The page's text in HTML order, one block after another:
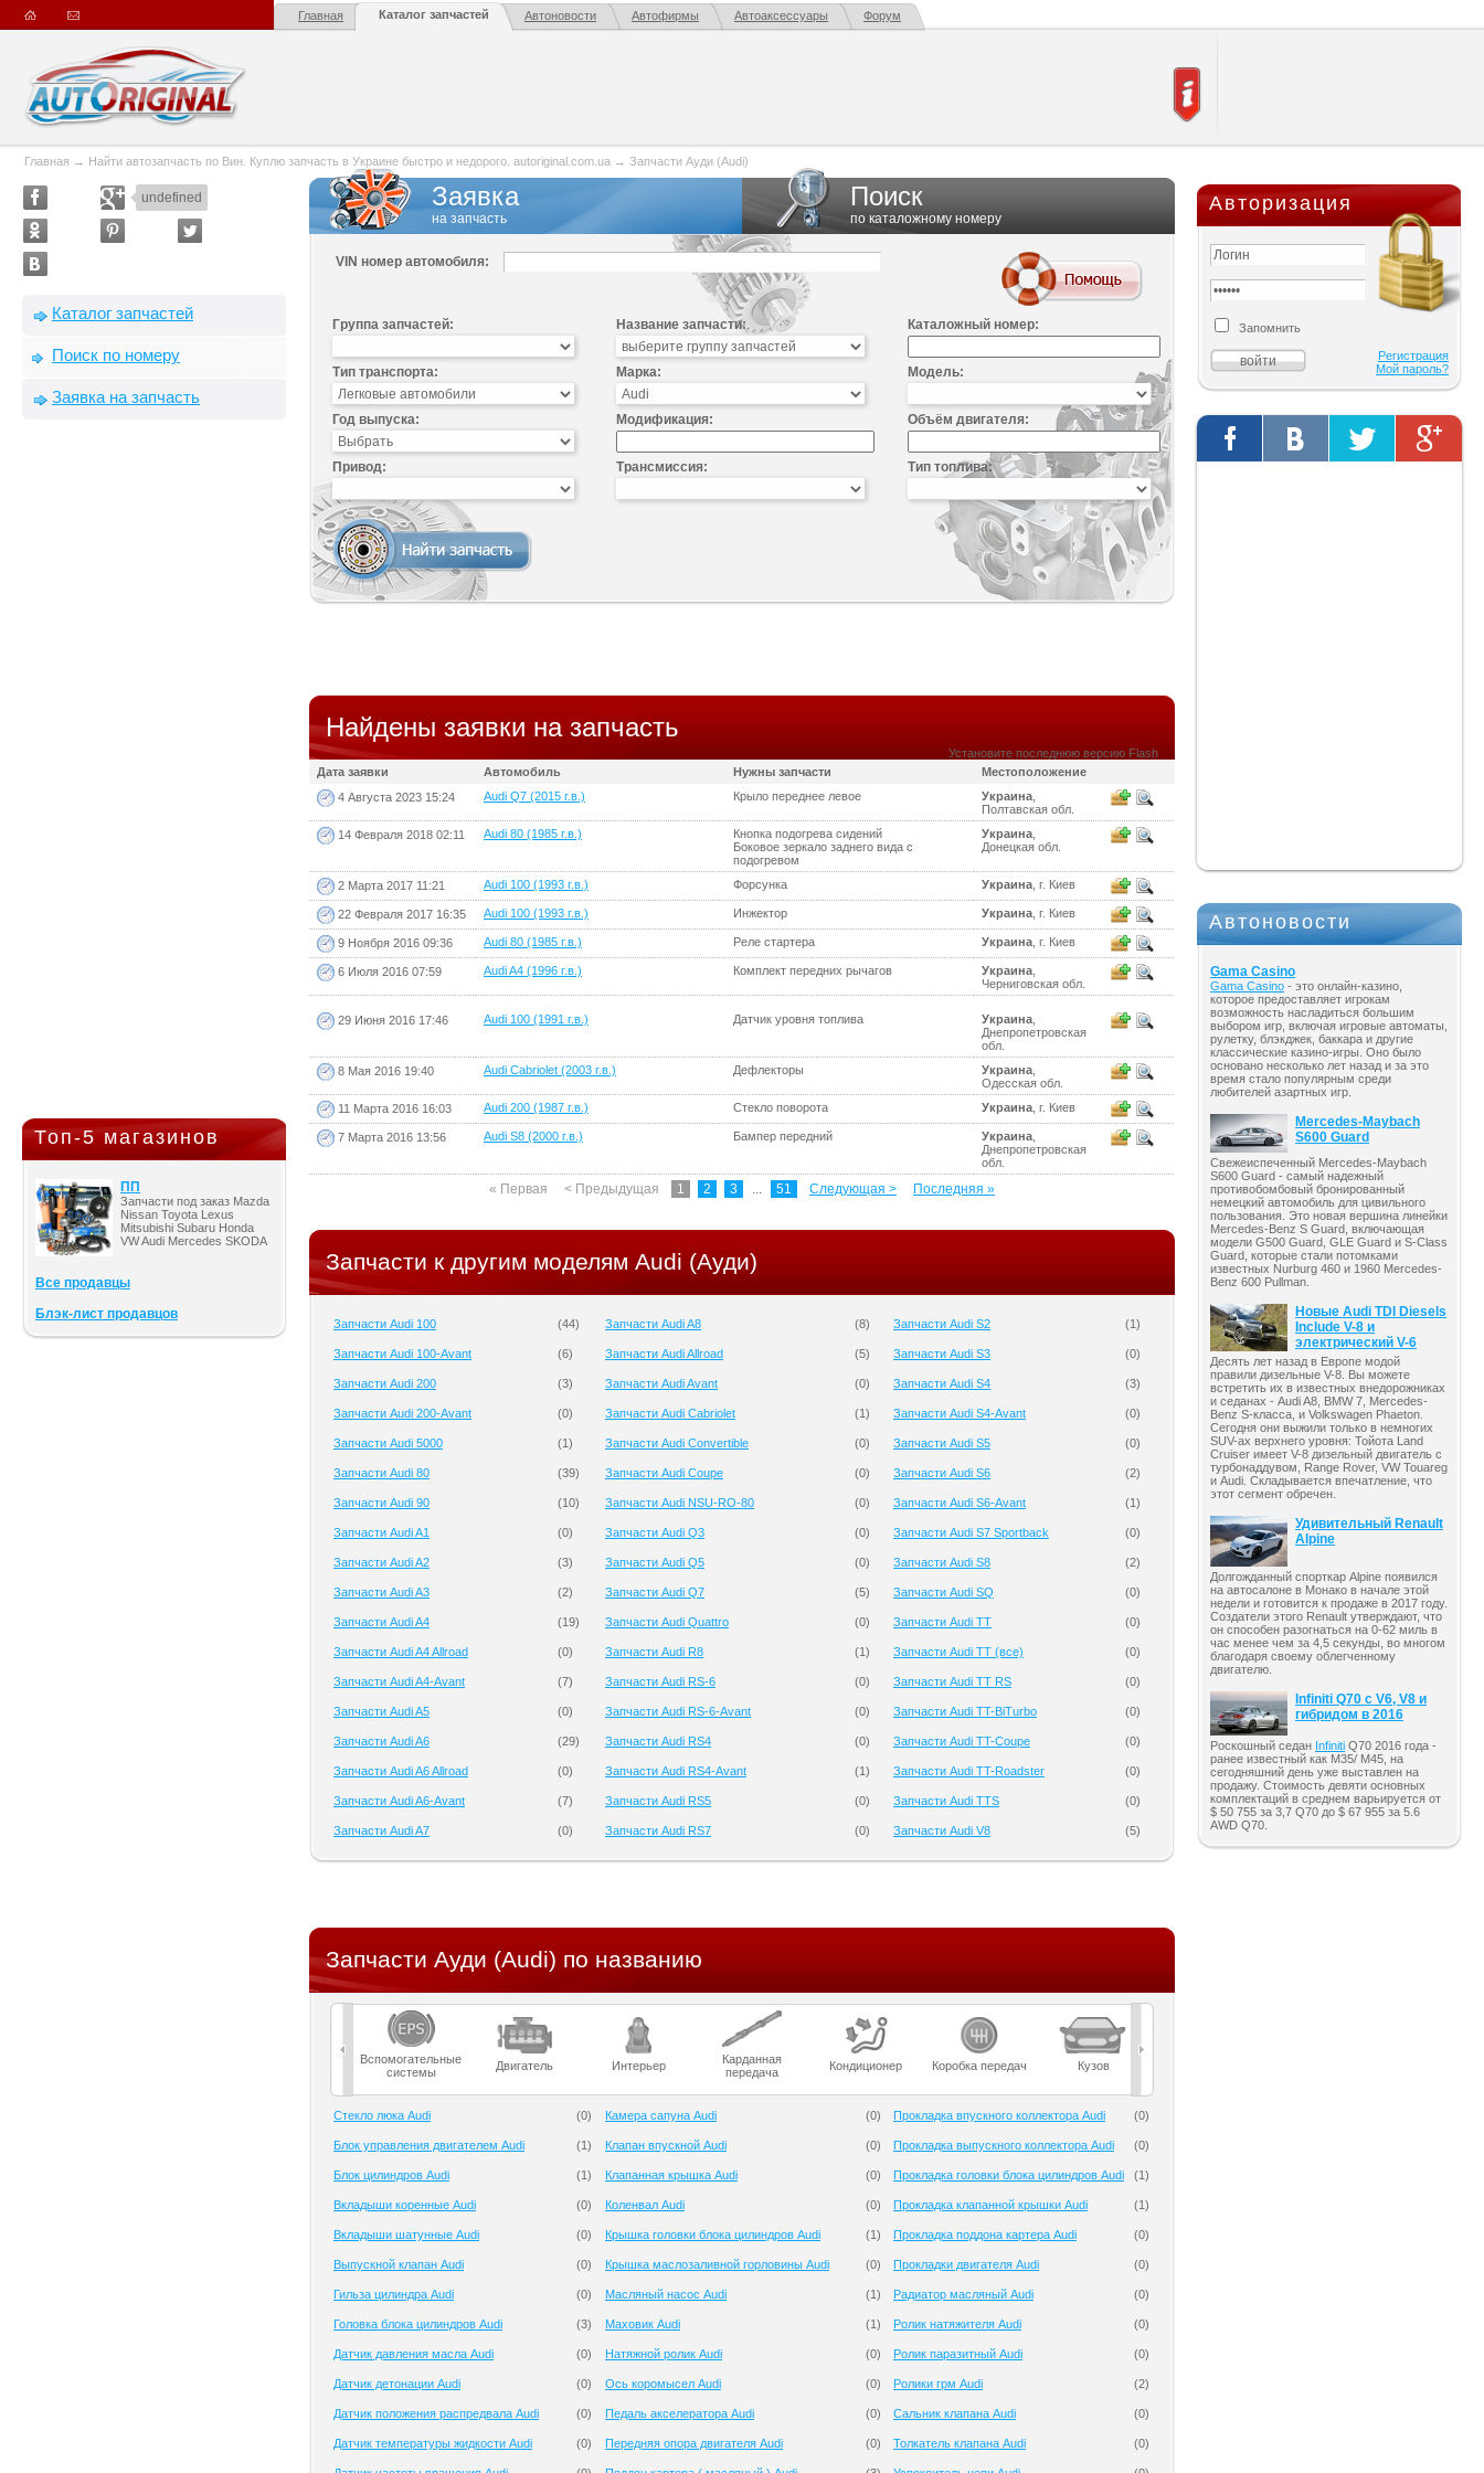
Главная Каталог запчастей Автоновости Автофирмы Автоаксессуары Форум
Главная → Найти автозапчасть по Вин. Куплю запчасть в Украине быстро и недорого. autoriginal.com.ua → Запчасти Ауди (Audi)
undefined
Каталог запчастей
Поиск по номеру
Заявка на запчасть
Топ-5 магазинов
ПП
Запчасти под заказ Mazda
Nissan Toyota Lexus
Mitsubishi Subaru Honda
VW Audi Mercedes SKODA
Все продавцы
Блэк-лист продавцов
Заявка
на запчасть
Поиск
по каталожному номеру
VIN номер автомобиля:
Группа запчастей: Название запчасти: Каталожный номер:
Тип транспорта: Марка: Модель:
Год выпуска: Модификация: Объём двигателя:
Привод: Трансмиссия: Тип топлива:
Найдены заявки на запчасть
Установите последнюю версию Flash
Дата заявки
Автомобиль Нужны запчасти
Местоположение
4 Августа 2023 15:24
Audi Q7 (2015 г.в.) Крыло переднее левое Украина
Полтавская обл.
14 Февраля 2018 02:11
Audi 80 (1985 г.в.)
Кнопка подогрева сидений
Боковое зеркало заднего вида с
подогревом
Украина
Донецкая обл.
2 Марта 2017 11:21 Audi 100 (1993 г.в.) Форсунка Украина , г. Киев
22 Февраля 2017 16:35 Audi 100 (1993 г.в.) Инжектор Украина , г. Киев
9 Ноября 2016 09:36 Audi 80 (1985 г.в.) Реле стартера Украина , г. Киев
6 Июля 2016 07:59 Audi A4 (1996 г.в.) Комплект передних рычагов Украина
Черниговская обл.
29 Июня 2016 17:46 Audi 100 (1991 г.в.) Датчик уровня топлива Украина
Днепропетровская
обл.
8 Мая 2016 19:40
Audi Cabriolet (2003 г.в.) Дефлекторы Украина
Одесская обл.
11 Марта 2016 16:03
Audi 200 (1987 г.в.) Стекло поворота Украина , г. Киев
7 Марта 2016 13:56 Audi S8 (2000 г.в.) Бампер передний Украина
Днепропетровская
обл.
« Первая < Предыдущая 1 2 3 ... 51 Следующая > Последняя »
Запчасти к другим моделям Audi (Ауди)
Запчасти Audi 100 (44)
Запчасти Audi 100-Avant (6)
Запчасти Audi 200 (3)
Запчасти Audi 200-Avant (0)
Запчасти Audi 5000 (1)
Запчасти Audi 80 (39)
Запчасти Audi 90 (10)
Запчасти Audi A1 (0)
Запчасти Audi A2 (3)
Запчасти Audi A3 (2)
Запчасти Audi A4 (19)
Запчасти Audi A4 Allroad (0)
Запчасти Audi A4-Avant (7)
Запчасти Audi A5 (0)
Запчасти Audi A6 (29)
Запчасти Audi A6 Allroad (0)
Запчасти Audi A6-Avant (7)
Запчасти Audi A7 (0)
Запчасти Audi A8 (8)
Запчасти Audi Allroad (5)
Запчасти Audi Avant (0)
Запчасти Audi Cabriolet (1)
Запчасти Audi Convertible (0)
Запчасти Audi Coupe (0)
Запчасти Audi NSU-RO-80 (0)
Запчасти Audi Q3 (0)
Запчасти Audi Q5 (0)
Запчасти Audi Q7 (5)
Запчасти Audi Quattro (0)
Запчасти Audi R8 (1)
Запчасти Audi RS-6 (0)
Запчасти Audi RS-6-Avant (0)
Запчасти Audi RS4 (0)
Запчасти Audi RS4-Avant (1)
Запчасти Audi RS5 (0)
Запчасти Audi RS7 (0)
Запчасти Audi S2 (1)
Запчасти Audi S3 (0)
Запчасти Audi S4 (3)
Запчасти Audi S4-Avant (0)
Запчасти Audi S5 (0)
Запчасти Audi S6 (2)
Запчасти Audi S6-Avant (1)
Запчасти Audi S7 Sportback (0)
Запчасти Audi S8 (2)
Запчасти Audi SQ (0)
Запчасти Audi TT (0)
Запчасти Audi TT (все) (0)
Запчасти Audi TT RS (0)
Запчасти Audi TT-BiTurbo (0)
Запчасти Audi TT-Coupe (0)
Запчасти Audi TT-Roadster (0)
Запчасти Audi TTS (0)
Запчасти Audi V8 (5)
Запчасти Ауди (Audi) по названию
Вспомогательные
системы
Двигатель Интерьер
Карданная
передача
Кондиционер Коробка передач Кузов
Cтекло люка Audi (0)
Блок управления двигателем Audi (1)
Блок цилиндров Audi (1)
Вкладыши коренные Audi (0)
Вкладыши шатунные Audi (0)
Выпускной клапан Audi (0)
Гильза цилиндра Audi (0)
Головка блока цилиндров Audi (3)
Датчик давления масла Audi (0)
Датчик детонации Audi (0)
Датчик положения распредвала Audi (0)
Датчик температуры жидкости Audi (0)
Камера сапуна Audi (0)
Клапан впускной Audi (0)
Клапанная крышка Audi (0)
Коленвал Audi (0)
Крышка головки блока цилиндров Audi (1)
Крышка маслозаливной горловины Audi (0)
Масляный насос Audi (1)
Маховик Audi (1)
Натяжной ролик Audi (0)
Ось коромысел Audi (0)
Педаль акселератора Audi (0)
Передняя опора двигателя Audi (0)
Прокладка впускного коллектора Audi (0)
Прокладка выпускного коллектора Audi (0)
Прокладка головки блока цилиндров Audi (1)
Прокладка клапанной крышки Audi (1)
Прокладка поддона картера Audi (0)
Прокладки двигателя Audi (0)
Радиатор масляный Audi (0)
Ролик натяжителя Audi (0)
Ролик паразитный Audi (0)
Ролики грм Audi (2)
Сальник клапана Audi (0)
Толкатель клапана Audi (0)
Авторизация
Запомнить
Регистрация
Мой пароль?
Автоновости
Gama Casino
Gama Casino - это онлайн-казино,
которое предоставляет игрокам
возможность насладиться большим
выбором игр, включая игровые автоматы,
рулетку, блэкджек, баккара и другие
классические казино-игры. Оно было
основано несколько лет назад и за это
время стало популярным среди
любителей азартных игр.
Mercedes-Maybach
S600 Guard
Свежеиспеченный Mercedes-Maybach
S600 Guard - самый надежный
противобомбовый бронированный
немецкий автомобиль для цивильного
пользования. Это новая вершина линейки
Mercedes-Benz S Guard, включающая
модели G500 Guard, GLE Guard и S-Class
Guard, которые стали потомками
известных Nurburg 460 и 1960 Mercedes-
Benz 600 Pullman.
Новые Audi TDI Diesels
Include V-8 и
электрический V-6
Десять лет назад в Европе модой
правили дизельные V-8. Вы можете
встретить их в известных внедорожниках
и седанах - Audi A8, BMW 7, Mercedes-
Benz S-класса, и Volkswagen Phaeton.
Сегодня они выжили только в немногих
SUV-ах верхнего уровня: Тойота Land
Cruiser имеет V-8 дизельный двигатель с
турбонаддувом, Range Rover, VW Touareg
и Audi. Складывается впечатление, что
этот сегмент обречен.
Удивительный Renault
Alpine
Долгожданный спорткар Alpine появился
на автосалоне в Монако в начале этой
недели и готовится к продаже в 2017 году.
Создатели этого Renault утверждают, что
он способен разогнаться на 0-62 миль в
час менее чем за 4,5 секунды, во многом
благодаря своему облегченному
двигателю.
Infiniti Q70 с V6, V8 и
гибридом в 2016
Роскошный седан Infiniti Q70 2016 года -
ранее известный как M35/ M45, на
сегодняшний день уже выставлен на
продажу. Стоимость девяти основных
комплектаций в среднем варьируется от
$ 50 755 за 3,7 Q70 до $ 67 955 за 5.6
AWD Q70.